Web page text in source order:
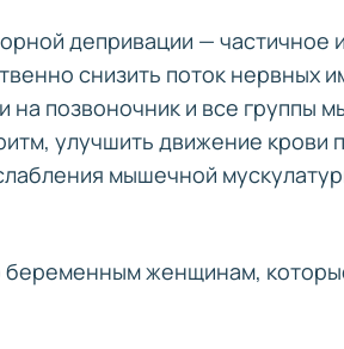
депривации —
снизить поток нервных
на позвоночник и все
улучшить движение
мышечной
женщинам,